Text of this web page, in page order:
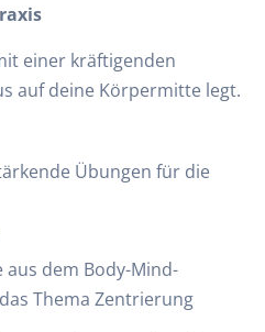
einer kräftigenden
auf deine Körpermitte legt.
Übungen für die
dem Body-Mind-
Thema Zentrierung